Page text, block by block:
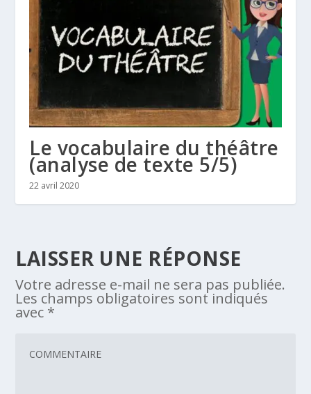
Le vocabulaire du théâtre
(analyse de texte 5/5)
22 avril 2020
LAISSER UNE RÉPONSE
Votre adresse e-mail ne sera pas publiée.
Les champs obligatoires sont indiqués
avec *